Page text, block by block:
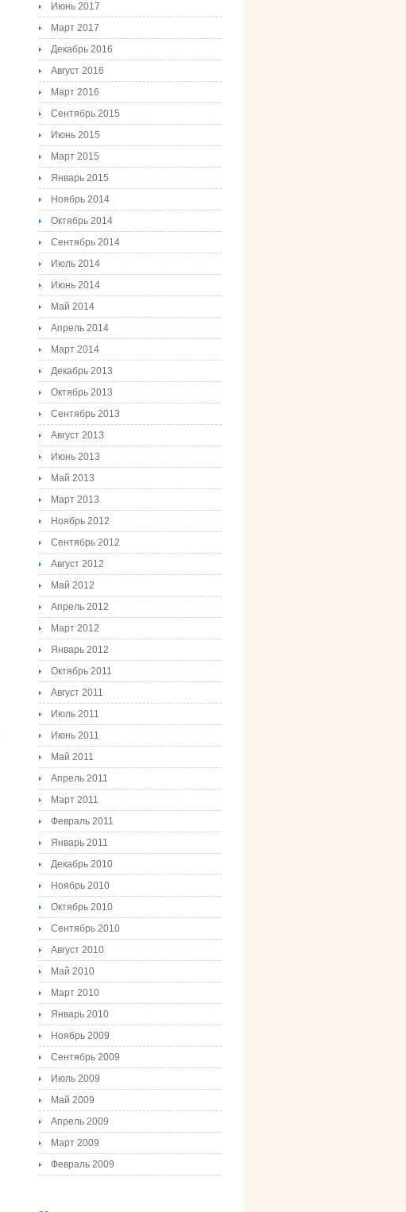
Июнь 2017
Март 2017
Декабрь 2016
Август 2016
Март 2016
Сентябрь 2015
Июнь 2015
Март 2015
Январь 2015
Ноябрь 2014
Октябрь 2014
Сентябрь 2014
Июль 2014
Июнь 2014
Май 2014
Апрель 2014
Март 2014
Декабрь 2013
Октябрь 2013
Сентябрь 2013
Август 2013
Июнь 2013
Май 2013
Март 2013
Ноябрь 2012
Сентябрь 2012
Август 2012
Май 2012
Апрель 2012
Март 2012
Январь 2012
Октябрь 2011
Август 2011
Июль 2011
Июнь 2011
Май 2011
Апрель 2011
Март 2011
Февраль 2011
Январь 2011
Декабрь 2010
Ноябрь 2010
Октябрь 2010
Сентябрь 2010
Август 2010
Май 2010
Март 2010
Январь 2010
Ноябрь 2009
Сентябрь 2009
Июль 2009
Май 2009
Апрель 2009
Март 2009
Февраль 2009